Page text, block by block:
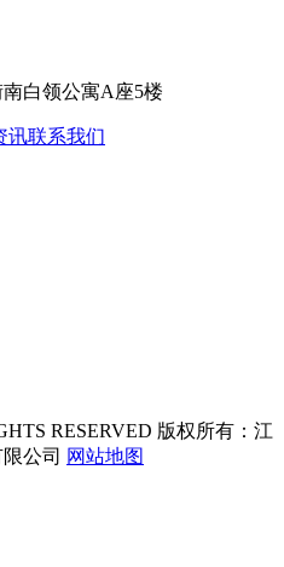
白领公寓A座5楼
讯联系我们
RESERVED 版权所有：江
公司 网站地图